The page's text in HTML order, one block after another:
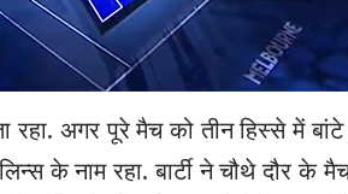
रहा. अगर पूरे मैच को तीन हिस्से में बांटे
के नाम रहा. बार्टी ने चौथे दौर के